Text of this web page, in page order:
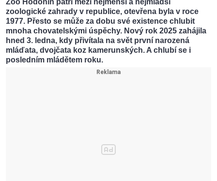
Zoo Hodonín patří mezi nejmenší a nejmladší
zoologické zahrady v republice, otevřena byla v roce
1977. Přesto se může za dobu své existence chlubit
mnoha chovatelskými úspěchy. Nový rok 2025 zahájila
hned 3. ledna, kdy přivítala na svět první narozená
mláďata, dvojčata koz kamerunských. A chlubí se i
posledním mládětem roku.